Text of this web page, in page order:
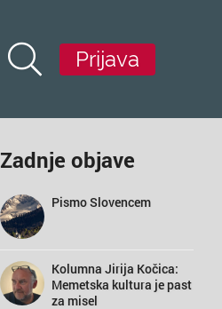
Prijava
Zadnje objave
Pismo Slovencem
Kolumna Jirija Kočica:
Memetska kultura je past
za misel